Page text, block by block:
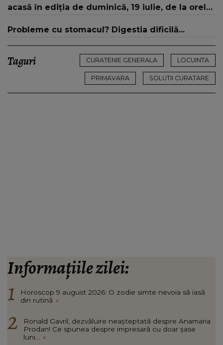
acasă în ediția de duminică, 19 iulie, de la orele
Probleme cu stomacul? Digestia dificilă...
Taguri CURATENIE GENERALA LOCUINTA
PRIMAVARA SOLUTII CURATARE
Informațiile zilei:
Horoscop 9 august 2026: O zodie simte nevoia să iasă
din rutină »
Ronald Gavril, dezvăluire neașteptată despre Anamaria
Prodan! Ce spunea despre impresară cu doar șase
luni...
»